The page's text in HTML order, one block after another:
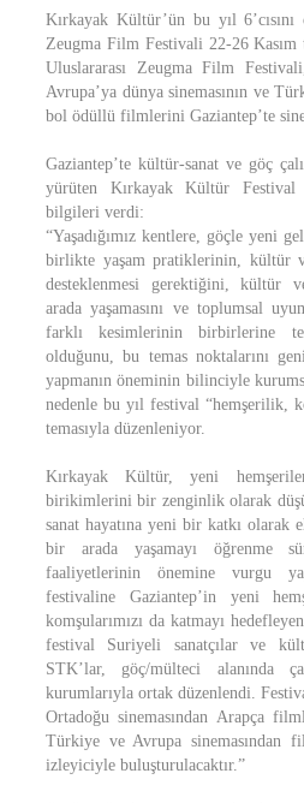
Kırkayak Kültür’ün bu yıl
Zeugma Film Festivali 22-26 Kasım
Uluslararası Zeugma Film
Avrupa’ya dünya sinemasının ve
bol ödüllü filmlerini Gaziantep’te
Gaziantep’te kültür-sanat ve göç
yürüten Kırkayak Kültür
bilgileri verdi:
“Yaşadığımız kentlere, göçle yeni
birlikte yaşam pratiklerinin, kültür
desteklenmesi gerektiğini, kültür
arada yaşamasını ve toplumsal
farklı kesimlerinin birbirlerine
olduğunu, bu temas noktalarını
yapmanın öneminin bilinciyle
nedenle bu yıl festival “hemşerilik,
temasıyla düzenleniyor.
Kırkayak Kültür, yeni
birikimlerini bir zenginlik olarak
sanat hayatına yeni bir katkı olarak
bir arada yaşamayı öğrenme
faaliyetlerinin önemine vurgu
festivaline Gaziantep’in yeni
komşularımızı da katmayı
festival Suriyeli sanatçılar ve
STK’lar, göç/mülteci alanında
kurumlarıyla ortak düzenlendi.
Ortadoğu sinemasından Arapça
Türkiye ve Avrupa sinemasından
izleyiciyle buluşturulacaktır.”